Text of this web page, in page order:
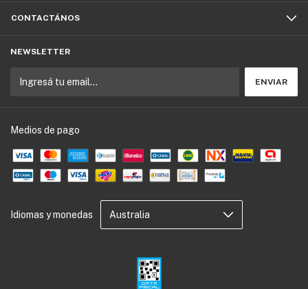
CONTACTÁNOS
NEWSLETTER
Medios de pago
Idiomas y monedas